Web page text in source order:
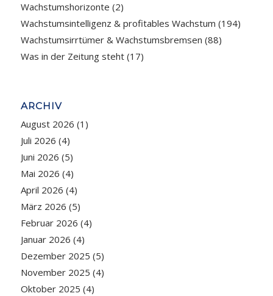
Wachstumshorizonte (2)
Wachstumsintelligenz & profitables Wachstum (194)
Wachstumsirrtümer & Wachstumsbremsen (88)
Was in der Zeitung steht(17)
ARCHIV
August 2026 (1)
Juli 2026 (4)
Juni 2026 (5)
Mai 2026 (4)
April 2026 (4)
März 2026 (5)
Februar 2026 (4)
Januar 2026 (4)
Dezember 2025 (5)
November 2025 (4)
Oktober 2025 (4)